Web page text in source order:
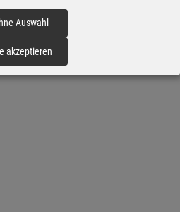
Preise in Obersinn
die günstigsten Benzin und Diesel
Auswahl
akzeptieren